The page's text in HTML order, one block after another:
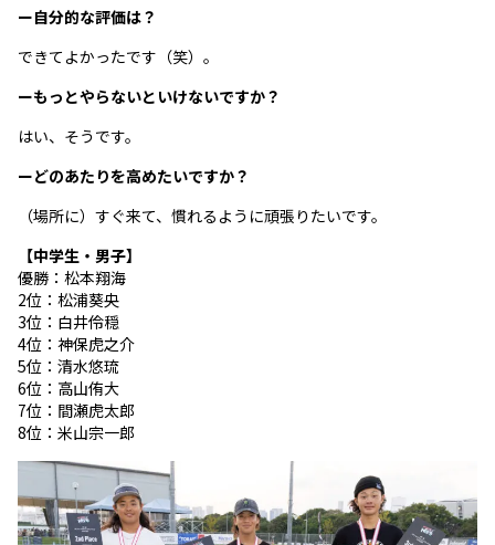
ー自分的な評価は？
できてよかったです（笑）。
ーもっとやらないといけないですか？
はい、そうです。
ーどのあたりを高めたいですか？
（場所に）すぐ来て、慣れるように頑張りたいです。
【中学生・男子】
優勝：松本翔海
2位：松浦葵央
3位：白井伶穏
4位：神保虎之介
5位：清水悠琉
6位：高山侑大
7位：間瀬虎太郎
8位：米山宗一郎